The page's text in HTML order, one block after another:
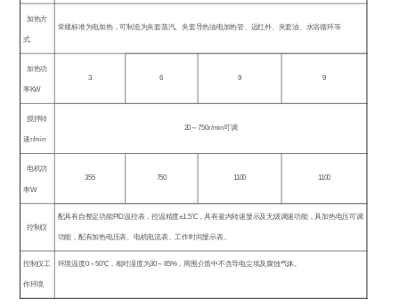
加热方
式
常规标准为电加热，可制造为夹套蒸汽、夹套导热油电加热管、远红外、夹套油、水浴循环等
加热功
率KW
3 6 9 9
搅拌转
速r/min
20 ～750r/min可调
电机功
率W
355 750 1100 1100
控制仪
配具有自整定功能PID温控表，控温精度±1.5℃，具有釜内转速显示及无级调速功能，具加热电压可调
功能，配有加热电压表、电机电流表、工作时间显示表。
控制仪工
作环境
环境温度0～50℃ ，相对湿度为30 ～85%，周围介质中不含导电尘埃及腐蚀气体。